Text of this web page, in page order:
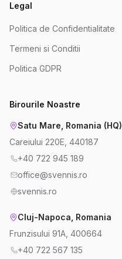
Legal
Politica de Confidentialitate
Termeni si Conditii
Politica GDPR
Birourile Noastre
Satu Mare, Romania (HQ)
Careiului 220E, 440187
+40 722 945 189
office@svennis.ro
svennis.ro
Cluj-Napoca, Romania
Frunzisului 91A, 400664
+40 722 567 135